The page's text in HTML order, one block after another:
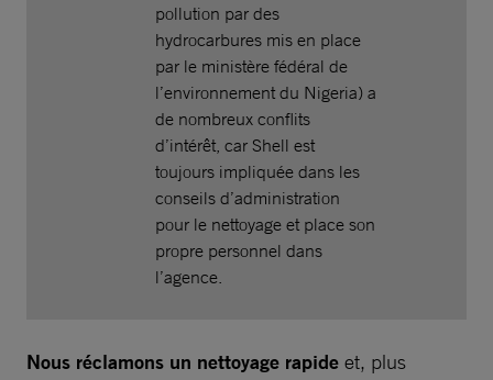
pollution par des
hydrocarbures mis en place
par le ministère fédéral de
l’environnement du Nigeria) a
de nombreux conflits
d’intérêt, car Shell est
toujours impliquée dans les
conseils d’administration
pour le nettoyage et place son
propre personnel dans
l’agence.
Nous réclamons un nettoyage rapide et, plus